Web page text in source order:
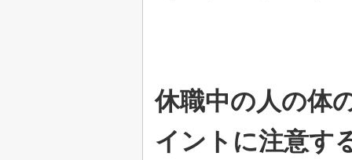
休職中の人の体
イントに注意す